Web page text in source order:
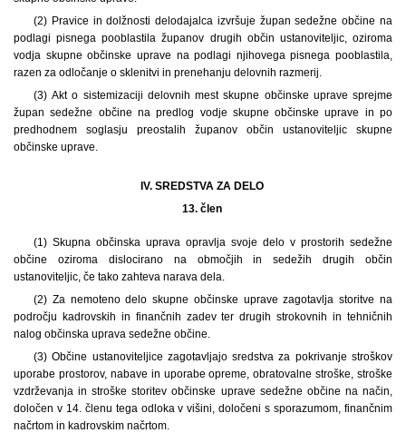
(2) Pravice in dolžnosti delodajalca izvršuje župan sedežne občine na
podlagi pisnega pooblastila županov drugih občin ustanoviteljic, oziroma
vodja skupne občinske uprave na podlagi njihovega pisnega pooblastila,
razen za odločanje o sklenitvi in prenehanju delovnih razmerij.
(3) Akt o sistemizaciji delovnih mest skupne občinske uprave sprejme
župan sedežne občine na predlog vodje skupne občinske uprave in po
predhodnem soglasju preostalih županov občin ustanoviteljic skupne
občinske uprave.
IV. SREDSTVA ZA DELO
13. člen
(1) Skupna občinska uprava opravlja svoje delo v prostorih sedežne
občine oziroma dislocirano na območjih in sedežih drugih občin
ustanoviteljic, če tako zahteva narava dela.
(2) Za nemoteno delo skupne občinske uprave zagotavlja storitve na
področju kadrovskih in finančnih zadev ter drugih strokovnih in tehničnih
nalog občinska uprava sedežne občine.
(3) Občine ustanoviteljice zagotavljajo sredstva za pokrivanje stroškov
uporabe prostorov, nabave in uporabe opreme, obratovalne stroške, stroške
vzdrževanja in stroške storitev občinske uprave sedežne občine na način,
določen v 14. členu tega odloka v višini, določeni s sporazumom, finančnim
načrtom in kadrovskim načrtom.